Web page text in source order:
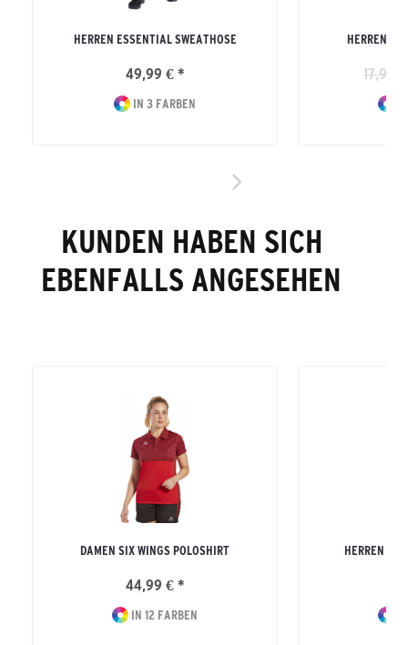
HERREN ESSENTIAL SWEATHOSE
49,99 € *
IN 3 FARBEN
HERREN
17,99
KUNDEN HABEN SICH
EBENFALLS ANGESEHEN
DAMEN SIX WINGS POLOSHIRT
44,99 € *
IN 12 FARBEN
HERREN SIX